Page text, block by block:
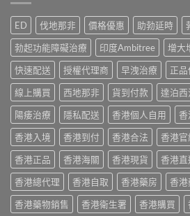
與
正
貨
渠
道〉
中
男
士
保
健
品
真
實
比
較
與
選
購
指
南〉
中
常
見
副
作
用
完
整
說
明
與
安
全
服
用
指
南〉
中
果
真
相：
香
港
用
家
實
測
與
正
貨
購
買
指
南〉
中
ED 伐地那非 價格優惠 助勃延時
勃起功能障礙治療
印度Ambitree 增大
快速配送
授權代理商 早洩治療 正品
線上購買
西地那非 貨到付款 達泊西
陽痿治療
隱私配送 香港個人自用 香
香港入境
香港到付 香港合法 香港官
香港正品
香港海關 香港現貨 香港直
香港總代理
香港自取 香港藥房 香港
香港藥物銷售
香港衛生署 香港購買